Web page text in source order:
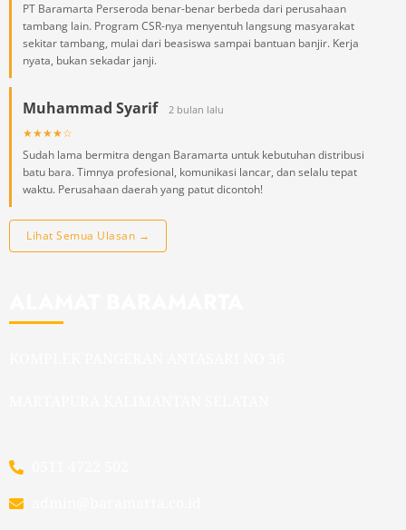
PT Baramarta Perseroda benar-benar berbeda dari perusahaan
tambang lain. Program CSR-nya menyentuh langsung masyarakat
sekitar tambang, mulai dari beasiswa sampai bantuan banjir. Kerja
nyata, bukan sekadar janji.
Muhammad Syarif 2 bulan lalu
★★★★☆
Sudah lama bermitra dengan Baramarta untuk kebutuhan distribusi
batu bara. Timnya profesional, komunikasi lancar, dan selalu tepat
waktu. Perusahaan daerah yang patut dicontoh!
Lihat Semua Ulasan →